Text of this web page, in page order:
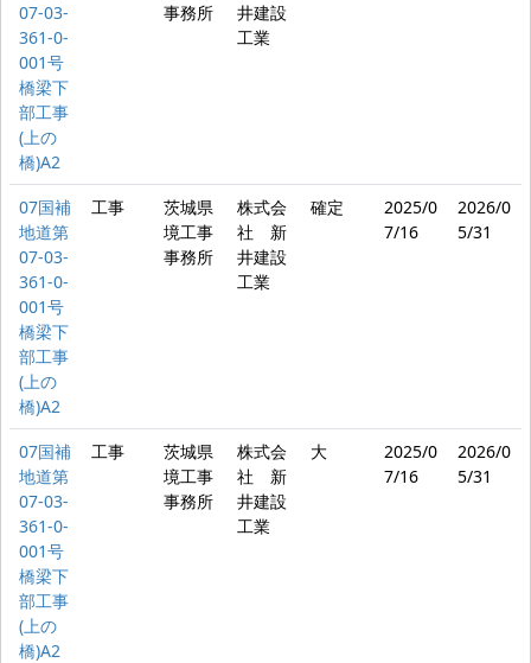
07-03-
361-0-
001号
橋梁下
部工事
(上の
橋)A2
事務所
井建設
工業
07国補
地道第
07-03-
361-0-
001号
橋梁下
部工事
(上の
橋)A2
工事
茨城県
境工事
事務所
株式会
社 新
井建設
工業
確定
2025/0
7/16
2026/0
5/31
07国補
地道第
07-03-
361-0-
001号
橋梁下
部工事
(上の
橋)A2
工事
茨城県
境工事
事務所
株式会
社 新
井建設
工業
大
2025/0
7/16
2026/0
5/31